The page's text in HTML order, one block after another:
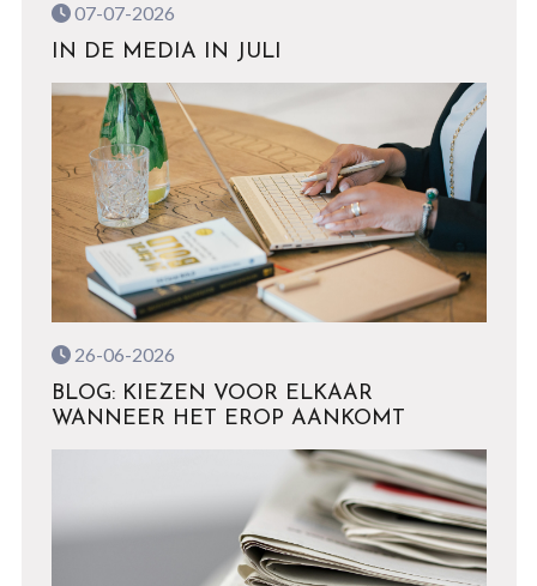
07-07-2026
IN DE MEDIA IN JULI
26-06-2026
BLOG: KIEZEN VOOR ELKAAR
WANNEER HET EROP AANKOMT